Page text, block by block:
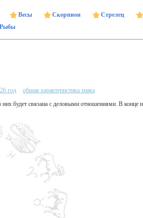
Весы Скорпион Стрелец
Рыбы
год
общая характеристика знака
будет связана с деловыми отношениями. В конце